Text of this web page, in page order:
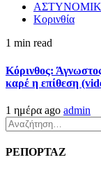
Κορινθία
1 min read
Κόρινθος:
καρέ η επίθεση
1 ημέρα ago admin
Αναζήτηση
για:
ΡΕΠΟΡΤΑΖ